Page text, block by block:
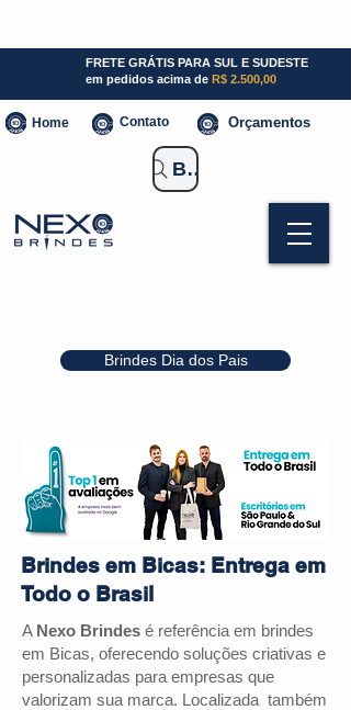
Brindes Dia dos Pais
FRETE GRÁTIS PARA SUL E SUDESTE
em pedidos acima de R$ 2.500,00
Home Contato Orçamentos
Buscar Brindes
Brindes em Bicas: Entrega em
Todo o Brasil
A Nexo Brindes é referência em brindes
em Bicas, oferecendo soluções criativas e
personalizadas para empresas que
valorizam sua marca. Localizada também